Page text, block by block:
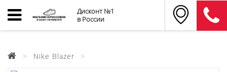
Дисконт №1
в России
Nike Blazer